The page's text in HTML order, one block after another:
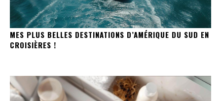
MES PLUS BELLES DESTINATIONS D’AMÉRIQUE DU SUD EN
CROISIÈRES !